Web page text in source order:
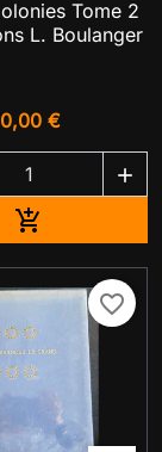
Tome 2
L. Boulanger
€


favorite_border